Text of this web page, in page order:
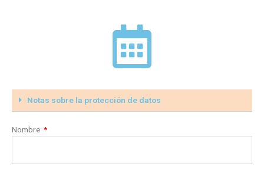
Notas sobre la protección de datos
Nombre